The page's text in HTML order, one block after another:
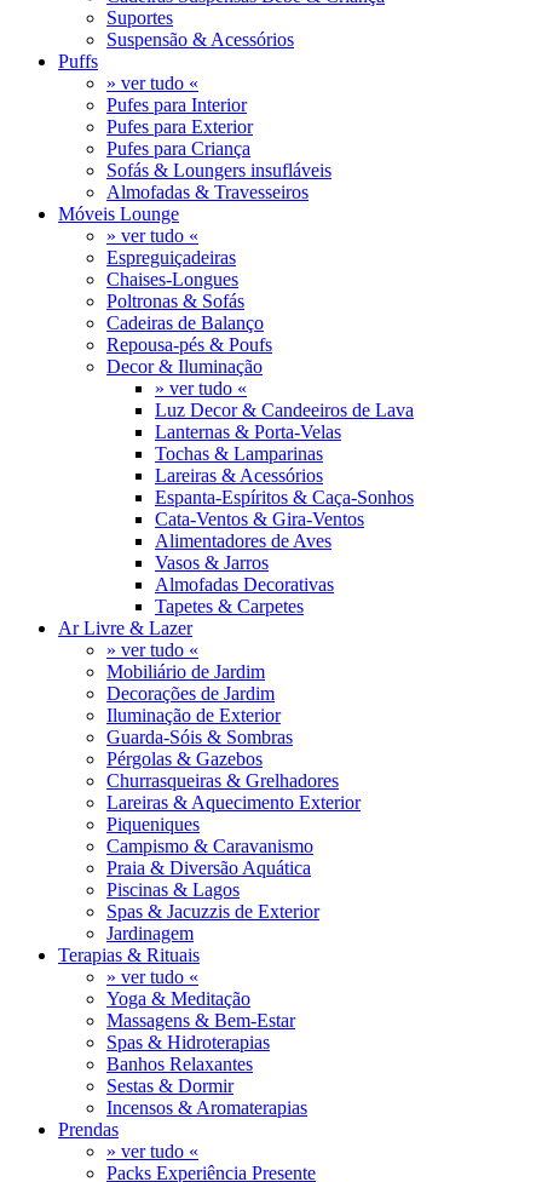
Suportes
Suspensão & Acessórios
Puffs
» ver tudo «
Pufes para Interior
Pufes para Exterior
Pufes para Criança
Sofás & Loungers insufláveis
Almofadas & Travesseiros
Móveis Lounge
» ver tudo «
Espreguiçadeiras
Chaises-Longues
Poltronas & Sofás
Cadeiras de Balanço
Repousa-pés & Poufs
Decor & Iluminação
» ver tudo «
Luz Decor & Candeeiros de Lava
Lanternas & Porta-Velas
Tochas & Lamparinas
Lareiras & Acessórios
Espanta-Espíritos & Caça-Sonhos
Cata-Ventos & Gira-Ventos
Alimentadores de Aves
Vasos & Jarros
Almofadas Decorativas
Tapetes & Carpetes
Ar Livre & Lazer
» ver tudo «
Mobiliário de Jardim
Decorações de Jardim
Iluminação de Exterior
Guarda-Sóis & Sombras
Pérgolas & Gazebos
Churrasqueiras & Grelhadores
Lareiras & Aquecimento Exterior
Piqueniques
Campismo & Caravanismo
Praia & Diversão Aquática
Piscinas & Lagos
Spas & Jacuzzis de Exterior
Jardinagem
Terapias & Rituais
» ver tudo «
Yoga & Meditação
Massagens & Bem-Estar
Spas & Hidroterapias
Banhos Relaxantes
Sestas & Dormir
Incensos & Aromaterapias
Prendas
» ver tudo «
Packs Experiência Presente